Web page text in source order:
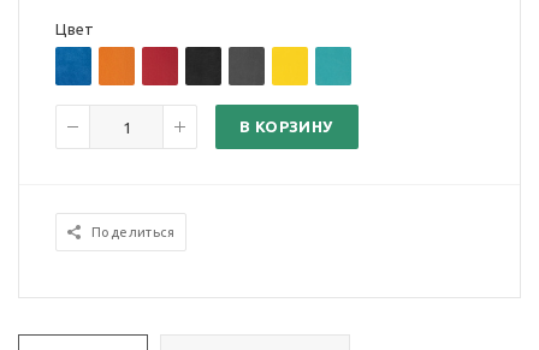
Цвет
В КОРЗИНУ
Поделиться